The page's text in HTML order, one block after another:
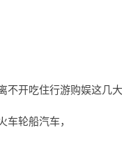
不开吃住行游购娱这几
车轮船汽车，